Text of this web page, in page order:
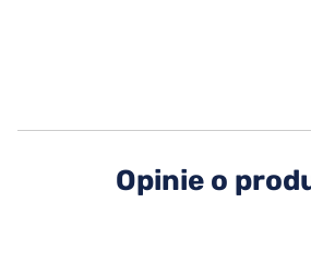
Opinie o